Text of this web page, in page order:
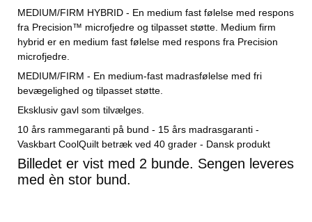
MEDIUM/FIRM HYBRID - En medium fast følelse med respons
fra Precision™ microfjedre og tilpasset støtte. Medium firm
hybrid er en medium fast følelse med respons fra Precision
microfjedre.
MEDIUM/FIRM - En medium-fast madrasfølelse med fri
bevægelighed og tilpasset støtte.
Eksklusiv gavl som tilvælges.
10 års rammegaranti på bund - 15 års madrasgaranti -
Vaskbart CoolQuilt betræk ved 40 grader - Dansk produkt
Billedet er vist med 2 bunde. Sengen leveres
med èn stor bund.